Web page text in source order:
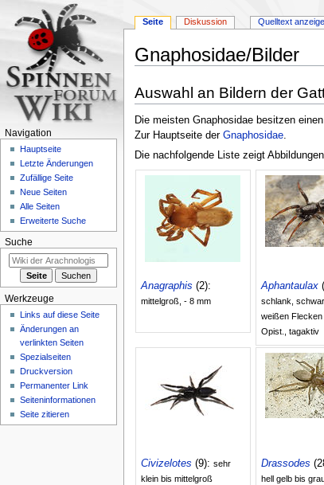
Gnaphosidae/Bilder
Navigation
springen
Suche
springen
Auswahl an Bildern der
Die meisten Gnaphosidae besitzen
Zur Hauptseite der Gnaphosidae.
Die nachfolgende Liste zeigt
Anagraphis (2):
mittelgroß, - 8 mm
Aphantaulax
schlank,
weißen Flecken
Opist., tagaktiv
Civizelotes (9):sehr
klein bis mittelgroß
Drassodes
hell gelb bis
Seite Diskussion Quelltext
Navigation
Hauptseite
Letzte Änderungen
Zufällige Seite
Neue Seiten
Alle Seiten
Erweiterte Suche
Suche
Werkzeuge
Links auf diese Seite
Änderungen an
verlinkten Seiten
Spezialseiten
Druckversion
Permanenter Link
Seiten­­informationen
Seite zitieren